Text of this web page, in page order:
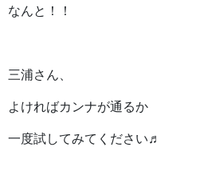
なんと！！
三浦さん、
よければカンナが通るか
一度試してみてください♬